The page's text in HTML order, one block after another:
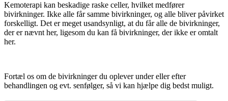
Kemoterapi kan beskadige raske celler, hvilket medfører
bivirkninger. Ikke alle får samme bivirkninger, og alle bliver påvirket
forskelligt. Det er meget usandsynligt, at du får alle de bivirkninger,
der er nævnt her, ligesom du kan få bivirkninger, der ikke er omtalt
her.
Fortæl os om de bivirkninger du oplever under eller efter
behandlingen og evt. senfølger, så vi kan hjælpe dig bedst muligt.